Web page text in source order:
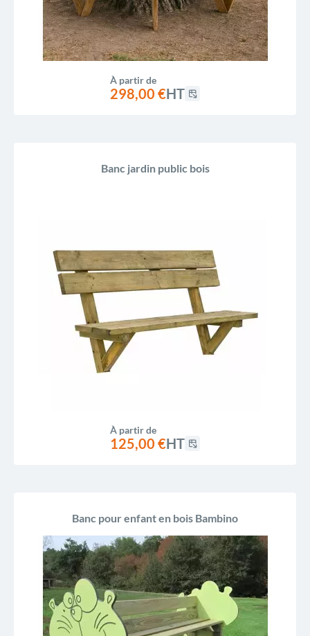
À partir de
298,00 €HT
Banc jardin public bois
À partir de
125,00 €HT
Banc pour enfant en bois Bambino